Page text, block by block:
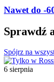
Nawet do -
Sprawdź
Spójrz na
6 sierpnia